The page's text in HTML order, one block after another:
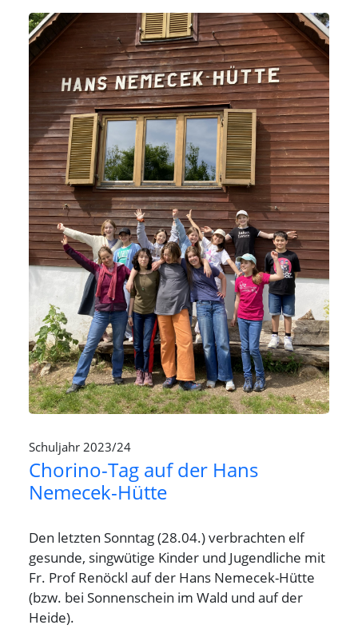
Schuljahr 2023/24
Chorino-Tag auf der Hans
Nemecek-Hütte
Den letzten Sonntag (28.04.) verbrachten elf
gesunde, singwütige Kinder und Jugendliche mit
Fr. Prof Renöckl auf der Hans Nemecek-Hütte
(bzw. bei Sonnenschein im Wald und auf der
Heide).